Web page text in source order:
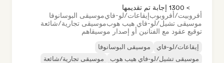
> 1300 إجابة تم تقديمها
أفروبيت/أفروبوبإيقاعات/لو-فايموسيقى البوسانوفا
موسيقى تشيل/لو-فاي هيب هوبموسيقى تجارية/شائعة
توقيع عقود مع الفنانين أو إصدار موسيقاهم
إيقاعات/لو-فاي
موسيقى البوسانوفا
موسيقى تشيل/لو-فاي هيب هوب
موسيقى تجارية/شائعة